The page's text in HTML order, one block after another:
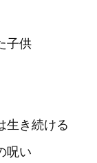
子供
生き続ける
呪い